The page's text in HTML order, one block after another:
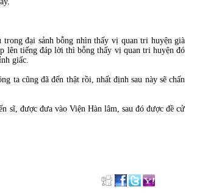
đại sảnh bỗng nhìn thấy vị quan tri huyện già
lên tiếng đáp lời thì bỗng thấy vị quan tri huyện đó
giấc.
ta cũng đã đến thật rồi, nhất định sau này sẽ chấn
sĩ, được đưa vào Viện Hàn lâm, sau đó được đề cử